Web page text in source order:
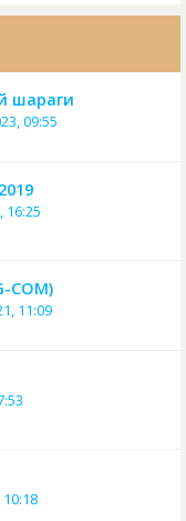
шараги
09:55
16:25
COM)
11:09